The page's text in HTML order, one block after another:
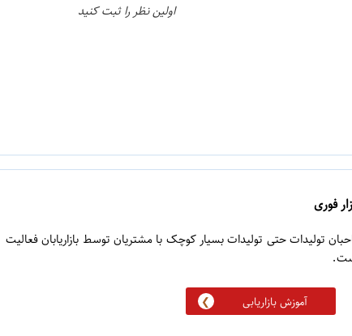
اولین نظر را ثبت کنید
فوری
تولیدات حتی تولیدات بسیار کوچک با مشتریان توسط بازاریابان فعالیت
آموزش بازاریابی